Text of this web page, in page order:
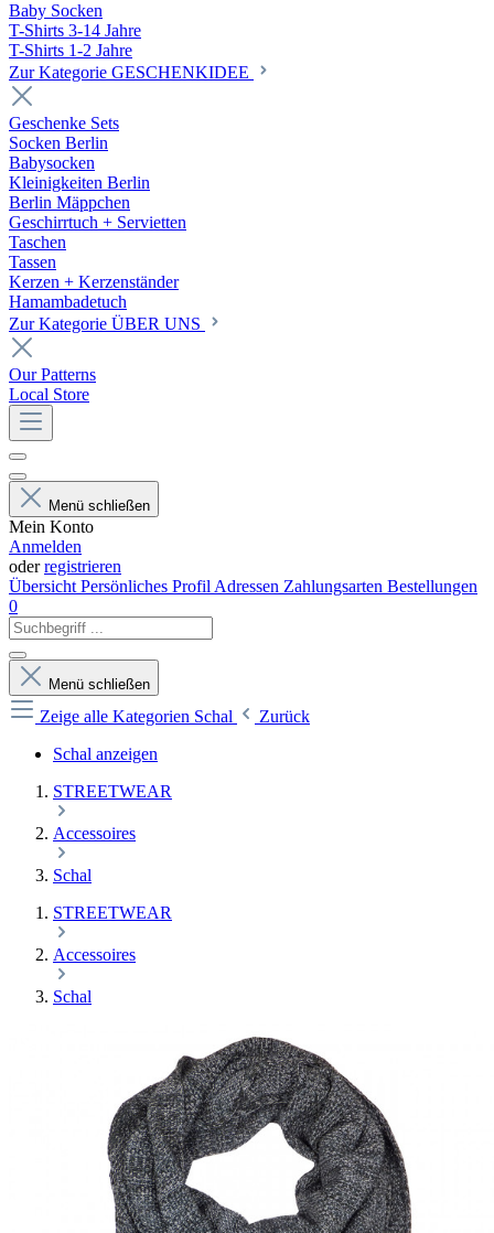
Baby Socken
T-Shirts 3-14 Jahre
T-Shirts 1-2 Jahre
Zur Kategorie GESCHENKIDEE
Geschenke Sets
Socken Berlin
Babysocken
Kleinigkeiten Berlin
Berlin Mäppchen
Geschirrtuch + Servietten
Taschen
Tassen
Kerzen + Kerzenständer
Hamambadetuch
Zur Kategorie ÜBER UNS
Our Patterns
Local Store
Menü schließen
Mein Konto
Anmelden
oderregistrieren
Übersicht Persönliches Profil Adressen Zahlungsarten Bestellungen
0
Menü schließen
Zeige alle Kategorien Schal
Zurück
Schal anzeigen
STREETWEAR
Accessoires
Schal
STREETWEAR
Accessoires
Schal